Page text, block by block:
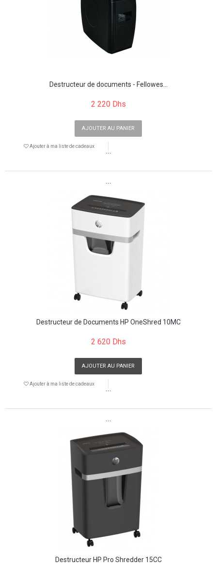
Destructeur de documents - Fellowes...
2 220 Dhs
AJOUTER AU PANIER
Ajouter à ma liste de cadeaux
```
```
Destructeur de Documents HP OneShred 10MC
2 620 Dhs
AJOUTER AU PANIER
Ajouter à ma liste de cadeaux
```
```
Destructeur HP Pro Shredder 15CC